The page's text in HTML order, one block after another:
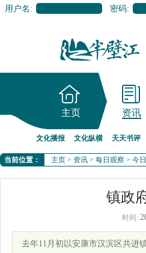
用户名: 密码:
主页 资讯
文化播报 文化纵横 天天书评
当前位置： 主页 > 资讯 > 每日观察 > 今
镇政
时间:
去年11月初以安康市汉滨区共进